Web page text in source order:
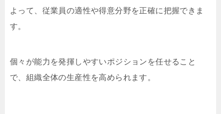
よって、従業員の適性や得意分野を正確に把握できま
す。
個々が能力を発揮しやすいポジションを任せること
で、組織全体の生産性を高められます。